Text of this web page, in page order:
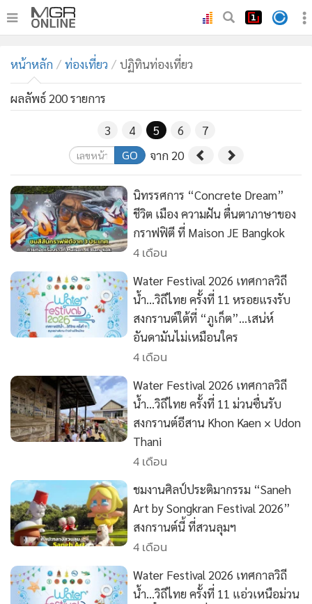
ทันเหตุการณ์
• ภาคใต้
• ผู้จัดการรายวัน
• คอลัมนิสต์
• ละคร
• CbizReview
• Cyber BIZ
• ผู้จัดกวน
Good health & Well-being
• Green Innovation & SD
• MGR Live
• Infographic
• การเมือง
• ท่องเที่ยว
• ต่างประเทศ
• Special Scoop
• เศรษฐกิจ-ธุรกิจ
• จีน
• ชุมชน-คุณภาพชีวิต
อาชญากรรม
หน้าหลัก ท่องเที่ยว ปฏิทินท่องเที่ยว
ผลลัพธ์ 200 รายการ
3 4 5 6 7
GO จาก 20
นิทรรศการ “Concrete Dream”
ชีวิต เมือง ความฝัน ตื่นตาภาษาของ
กราฟฟิตี ที่ Maison JE Bangkok
4 เดือน
Water Festival 2026 เทศกาลวิถี
น้ำ…วิถีไทย ครั้งที่ 11 หรอยแรงรับ
สงกรานต์ใต้ที่ “ภูเก็ต”…เสน่ห์
อันดามันไม่เหมือนใคร
4 เดือน
Water Festival 2026 เทศกาลวิถี
น้ำ…วิถีไทย ครั้งที่ 11 ม่วนซื่นรับ
สงกรานต์อีสาน Khon Kaen × Udon
Thani
4 เดือน
ชมงานศิลป์ประติมากรรม “Saneh
Art by Songkran Festival 2026”
สงกรานต์นี้ ที่สวนลุมฯ
4 เดือน
Water Festival 2026 เทศกาลวิถี
น้ำ…วิถีไทย ครั้งที่ 11 แอ่วเหนือม่วน